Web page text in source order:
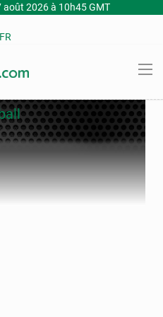
août 2026 à 10h45 GMT
FR